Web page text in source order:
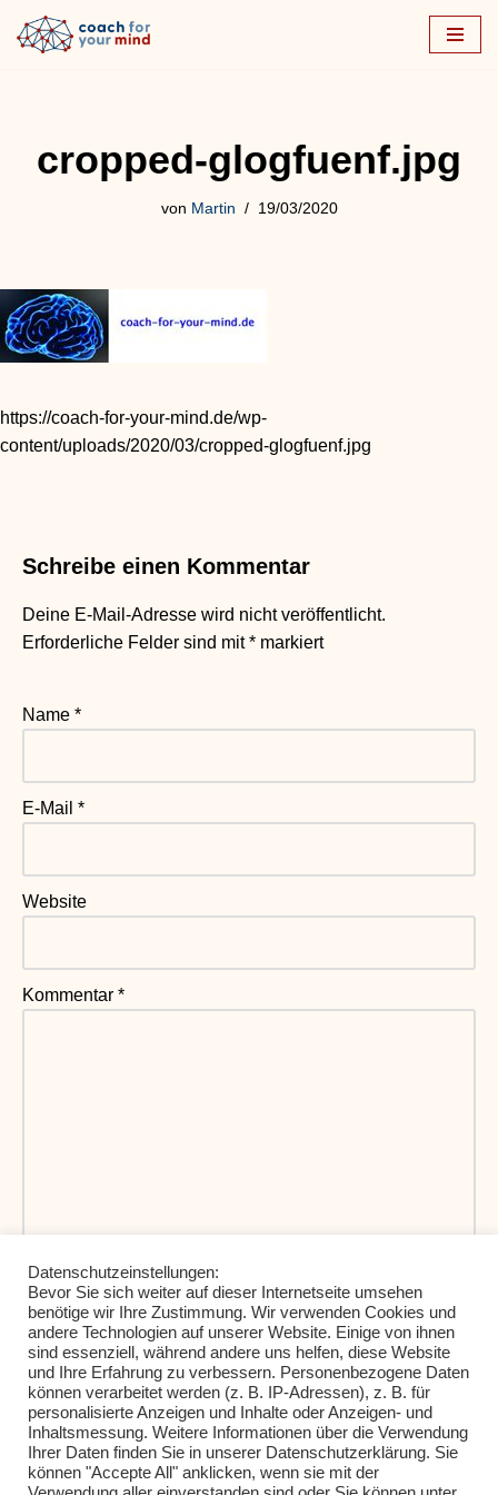
cropped-glogfuenf.jpg
von Martin 19/03/2020
https://coach-for-your-mind.de/wp-
content/uploads/2020/03/cropped-glogfuenf.jpg
Schreibe einen Kommentar
Deine E-Mail-Adresse wird nicht veröffentlicht.
Erforderliche Felder sind mit* markiert
Name *
E-Mail *
Website
Kommentar *
Meinen Namen, meine E-Mail-Adresse und meine
Website in diesem Browser für die nächste
Kommentierung speichern.
Datenschutzeinstellungen:
Bevor Sie sich weiter auf dieser Internetseite umsehen
benötige wir Ihre Zustimmung. Wir verwenden Cookies und
andere Technologien auf unserer Website. Einige von ihnen
sind essenziell, während andere uns helfen, diese Website
und Ihre Erfahrung zu verbessern. Personenbezogene Daten
können verarbeitet werden (z. B. IP-Adressen), z. B. für
personalisierte Anzeigen und Inhalte oder Anzeigen- und
Inhaltsmessung. Weitere Informationen über die Verwendung
Ihrer Daten finden Sie in unserer Datenschutzerklärung. Sie
können "Accepte All" anklicken, wenn sie mit der